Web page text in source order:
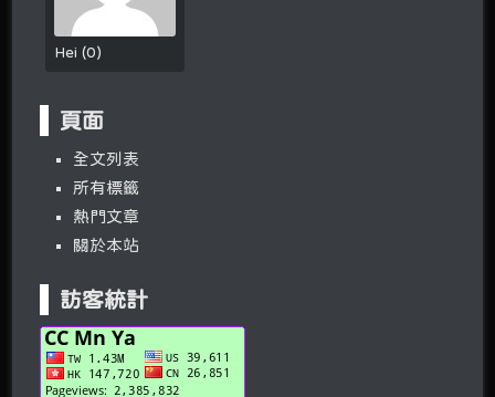
Hei(0)
頁面
全文列表
所有標籤
熱門文章
關於本站
訪客統計